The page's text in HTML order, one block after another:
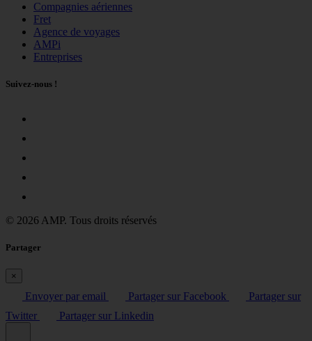
Compagnies aériennes
Fret
Agence de voyages
AMPi
Entreprises
Suivez-nous !
© 2026 AMP. Tous droits réservés
Partager
×
Envoyer par email Partager sur Facebook
Partager sur
Twitter
Partager sur Linkedin